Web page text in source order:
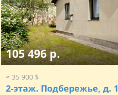
105 496 р.
≈ 35 900 $
2-этаж. Подбережье, д.